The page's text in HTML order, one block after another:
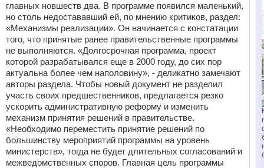
главных новшеств два. В программе появился маленький,
но столь недостававший ей, по мнению критиков, раздел:
«Механизмы реализации». Он начинается с констатации
того, что принятые ранее правительственные программы
не выполняются. «Долгосрочная программа, проект
которой разрабатывался еще в 2000 году, до сих пор
актуальна более чем наполовину», - деликатно замечают
авторы раздела. Чтобы новый документ не разделил
участь своих предшественников, предлагается резко
ускорить административную реформу и изменить
механизм принятия решений в правительстве.
«Необходимо переместить принятие решений по
большинству мероприятий программы на уровень
министерств», тогда не будет длительных согласований и
межведомственных споров. Главная цель программы